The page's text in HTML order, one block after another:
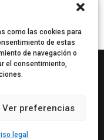
como las cookies para
de estas
de navegación o
el consentimiento,
Ver preferencias
legal